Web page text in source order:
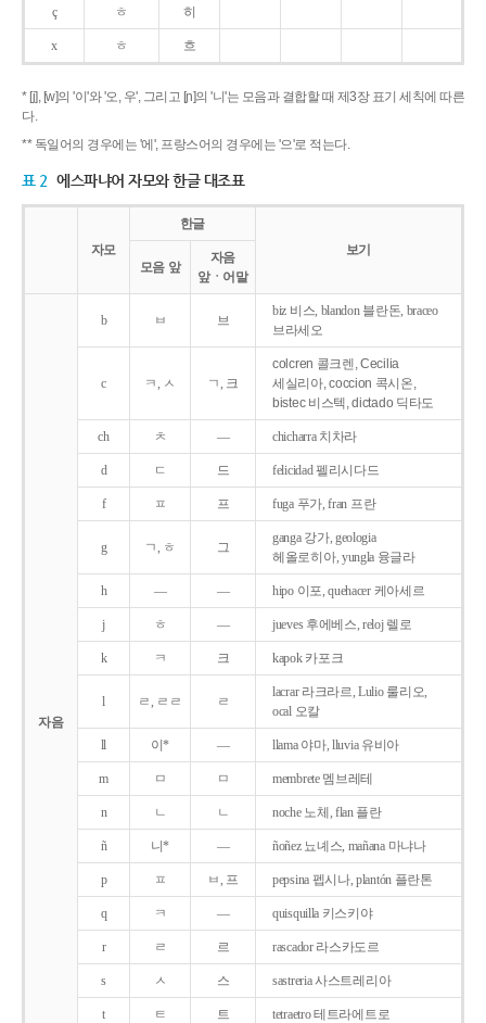
ç ㅎ 히
x ㅎ 흐
* [j], [w]의 '이'와 '오, 우', 그리고 [ɲ]의 '니'는 모음과 결합할 때 제3장 표기 세칙에 따른
다.
** 독일어의 경우에는 '에', 프랑스어의 경우에는 '으'로 적는다.
표 2 에스파냐어 자모와 한글 대조표
자모
한글
보기
모음 앞
자음
앞ㆍ어말
자음
b ㅂ 브
biz 비스, blandon 블란돈, braceo
브라세오
c ㅋ, ㅅ ㄱ, 크
colcren 콜크렌, Cecilia
세실리아, coccion 콕시온,
bistec 비스텍, dictado 딕타도
ch ㅊ ― chicharra 치차라
d ㄷ 드 felicidad 펠리시다드
f ㅍ 프 fuga 푸가, fran 프란
g ㄱ, ㅎ 그
ganga 강가, geologia
헤올로히아, yungla 융글라
h ― ― hipo 이포, quehacer 케아세르
j ㅎ ― jueves 후에베스, reloj 렐로
k ㅋ 크 kapok 카포크
l ㄹ, ㄹㄹ ㄹ
lacrar 라크라르, Lulio 룰리오,
ocal 오칼
ll 이* ― llama 야마, lluvia 유비아
m ㅁ ㅁ membrete 멤브레테
n ㄴ ㄴ noche 노체, flan 플란
ñ 니* ― ñoñez 뇨녜스, mañana 마냐나
p ㅍ ㅂ, 프 pepsina 펩시나, plantón 플란톤
q ㅋ ― quisquilla 키스키야
r ㄹ 르 rascador 라스카도르
s ㅅ 스 sastreria 사스트레리아
t ㅌ 트 tetraetro 테트라에트로